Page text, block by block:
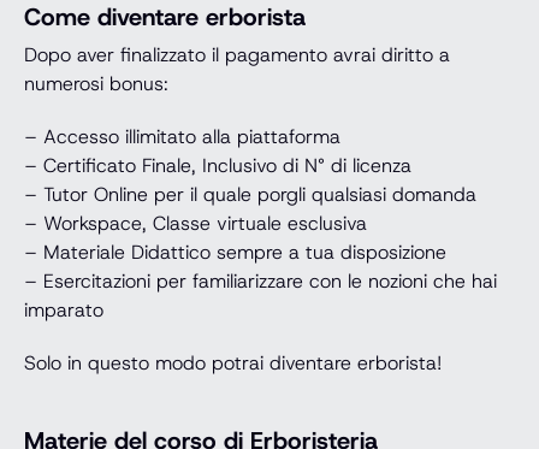
Come diventare erborista
Dopo aver finalizzato il pagamento avrai diritto a
numerosi bonus:
– Accesso illimitato alla piattaforma
– Certificato Finale, Inclusivo di N° di licenza
– Tutor Online per il quale porgli qualsiasi domanda
– Workspace, Classe virtuale esclusiva
– Materiale Didattico sempre a tua disposizione
– Esercitazioni per familiarizzare con le nozioni che hai
imparato
Solo in questo modo potrai diventare erborista!
Materie del corso di Erboristeria